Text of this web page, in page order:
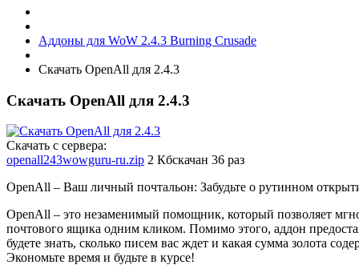
Аддоны для WoW 2.4.3 Burning Crusade
Скачать OpenAll для 2.4.3
Скачать OpenAll для 2.4.3
Скачать с сервера:
openall243wowguru-ru.zip 2 Кбскачан 36 раз
OpenAll – Ваш личный почтальон: Забудьте о рутинном
OpenAll – это незаменимый помощник, который позволяет
почтового ящика одним кликом. Помимо этого, аддон
будете знать, сколько писем вас ждет и какая сумма золота
Экономьте время и будьте в курсе!